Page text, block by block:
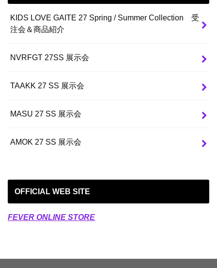
KIDS LOVE GAITE 27 Spring / Summer Collection 受
注会＆商品紹介
NVRFGT 27SS 展示会
TAAKK 27 SS 展示会
MASU 27 SS 展示会
AMOK 27 SS 展示会
OFFICIAL WEB SITE
FEVER ONLINE STORE